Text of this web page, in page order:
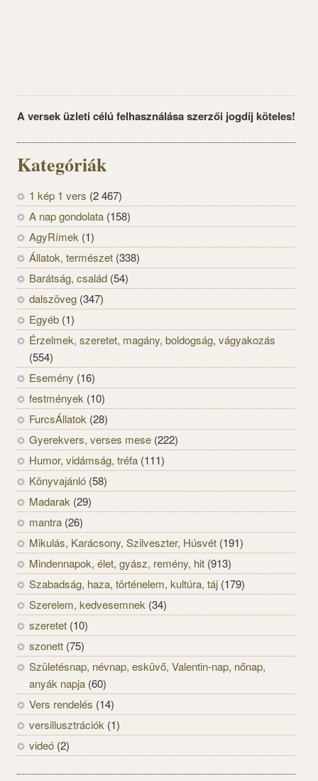
A versek üzleti célú felhasználása szerzői jogdíj köteles!
Kategóriák
1 kép 1 vers (2 467)
A nap gondolata (158)
AgyRímek (1)
Állatok, természet (338)
Barátság, család (54)
dalszöveg (347)
Egyéb (1)
Érzelmek, szeretet, magány, boldogság, vágyakozás
(554)
Esemény (16)
festmények (10)
FurcsÁllatok (28)
Gyerekvers, verses mese (222)
Humor, vidámság, tréfa (111)
Könyvajánló (58)
Madarak (29)
mantra (26)
Mikulás, Karácsony, Szilveszter, Húsvét (191)
Mindennapok, élet, gyász, remény, hit (913)
Szabadság, haza, történelem, kultúra, táj (179)
Szerelem, kedvesemnek (34)
szeretet (10)
szonett (75)
Születésnap, névnap, esküvő, Valentin-nap, nőnap,
anyák napja (60)
Vers rendelés (14)
versillusztrációk (1)
videó (2)